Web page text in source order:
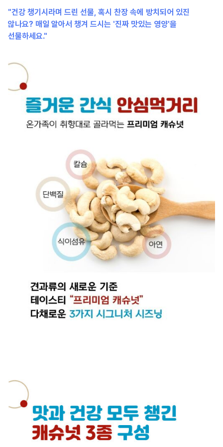
"건강 챙기시라며 드린 선물, 혹시 찬장 속에 방치되어 있진
않나요? 매일 알아서 챙겨 드시는 '진짜 맛있는 영양'을
선물하세요."